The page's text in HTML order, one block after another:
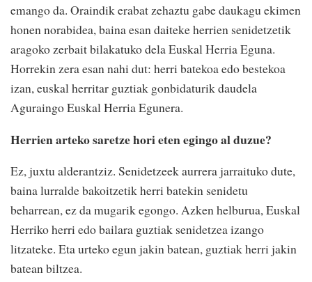
emango da. Oraindik erabat zehaztu gabe daukagu ekimen
honen norabidea, baina esan daiteke herrien senidetzetik
aragoko zerbait bilakatuko dela Euskal Herria Eguna.
Horrekin zera esan nahi dut: herri batekoa edo bestekoa
izan, euskal herritar guztiak gonbidaturik daudela
Aguraingo Euskal Herria Egunera.
Herrien arteko saretze hori eten egingo al duzue?
Ez, juxtu alderantziz. Senidetzeek aurrera jarraituko dute,
baina lurralde bakoitzetik herri batekin senidetu
beharrean, ez da mugarik egongo. Azken helburua, Euskal
Herriko herri edo bailara guztiak senidetzea izango
litzateke. Eta urteko egun jakin batean, guztiak herri jakin
batean biltzea.